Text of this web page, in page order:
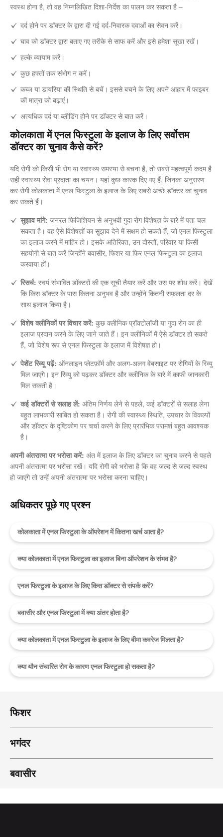
स्वस्थ होना है, तो वह निम्नलिखित दिशा-निर्देश का पालन कर सकता है –
दर्द होने पर डॉक्टर के द्वारा दी गई दर्द-निवारक दवाओं का सेवन करें।
घाव को डॉक्टर द्वारा बताए गए तरीके से साफ करें और इसे हमेशा सूखा रखें।
हल्के व्यायाम करें।
कुछ हफ्तों तक संभोग न करें।
कब्ज या डायरिया की स्थिति से बचें। इससे बचने के लिए अपने आहार में फाइबर
की मात्रा को बढ़ाएं।
अत्यधिक दर्द या ब्लीडिंग होने पर डॉक्टर से बात करें।
कोलकाता में एनल फिस्टुला के इलाज के लिए सर्वोत्तम
डॉक्टर का चुनाव कैसे करें?
यदि रोगी को किसी भी रोग या स्वास्थ्य समस्या से बचना है, तो सबसे महत्वपूर्ण कदम है
सही स्वास्थ्य सेवा प्रदाता का चयन। यहां कुछ कारक दिए गए हैं, जिनका अनुसरण
कर रोगी कोलकाता में एनल फिस्टुला के इलाज के लिए सबसे अच्छे डॉक्टर का चुनाव
कर सकते हैं।
सुझाव मांगे: जनरल फिजिशियन से अनुभवी गुदा रोग विशेषज्ञ के बारे में पता चल
सकता है। वह ऐसे विशेषज्ञों का सुझाव देने में सक्षम हो सकते हैं, जो एनल फिस्टुला
का इलाज करने में माहिर हो। इसके अतिरिक्त, उन दोस्तों, परिवार या किसी
सहयोगी से बात करें जिन्होंने बवासीर, फिशर या फिर एनल फिस्टुला का इलाज
करवाया हों।
रिसर्च: स्वयं संभावित डॉक्टरों की एक सूची तैयार करें और उस पर शोध करें। देखें
कि किस डॉक्टर के पास कितना अनुभव है और उन्होंने कितनी सफलता दर के
साथ इलाज किया है।
विशेष क्लीनिकों पर विचार करें: कुछ क्लीनिक प्रॉक्टोलॉजी या गुदा रोग का ही
इलाज प्रदान करने के लिए जाने जाते हैं। इन क्लीनिकों में ऐसे डॉक्टर हो सकते
हैं, जो विशेष रूप से एनल फिस्टुला के इलाज में विशेषज्ञ हो।
पेशेंट रिव्यू पढ़ें: ऑनलाइन प्लेटफ़ॉर्म और अलग-अलग वेबसाइट पर रोगियों के रिव्यु
मिल जाएंगे। इन रिव्यु को पढ़कर डॉक्टर और क्लीनिक के बारे में काफी जानकारी
मिल सकती है।
कई डॉक्टरों से सलाह लें: अंतिम निर्णय लेने से पहले, कई डॉक्टरों से सलाह लेना
बहुत लाभकारी साबित हो सकता है। रोगी की स्वास्थ्य स्थिति, उपचार के विकल्पों
और डॉक्टर के दृष्टिकोण पर चर्चा करने के लिए प्रारंभिक परामर्श बहुत आवश्यक
है।
अपनी अंतरात्मा पर भरोसा करें: अंत में इलाज के लिए डॉक्टर का चुनाव करने से पहले
अपनी अंतरात्मा पर भरोसा रखें। यदि रोगी को भरोसा है कि वह जल्द से जल्द स्वस्थ
हो जाएंगे तो उन्हें अपनी अंतरात्मा पर भरोसा करना चाहिए।
अधिकतर पूछे गए प्रश्न
कोलकाता में एनल फिस्टुला के ऑपरेशन में कितना खर्च आता है?
क्या कोलकाता में एनल फिस्टुला का इलाज बिना ऑपरेशन के संभव है?
एनल फिस्टुला के इलाज के लिए किस डॉक्टर से संपर्क करें?
बवासीर और एनल फिस्टुला में क्या अंतर होता है?
क्या कोलकाता में एनल फिस्टुला के इलाज के लिए बीमा कवरेज मिलता है?
क्या यौन संचारित रोग के कारण एनल फिस्टुला हो सकता है?
फिशर
भगंदर
बवासीर